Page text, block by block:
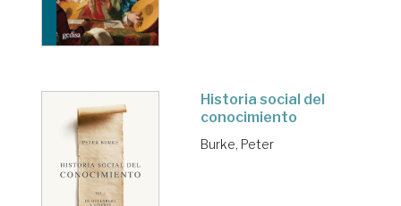
Historia social del
conocimiento
Burke, Peter